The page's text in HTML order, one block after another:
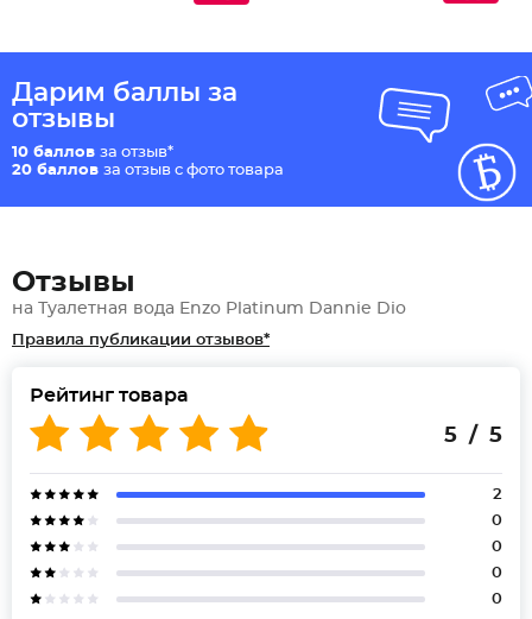
Дарим баллы за
отзывы
10 баллов за отзыв*
20 баллов за отзыв с фото товара
Отзывы
на Туалетная вода Enzo Platinum Dannie Dio
Правила публикации отзывов*
Рейтинг товара
5 / 5
2
0
0
0
0